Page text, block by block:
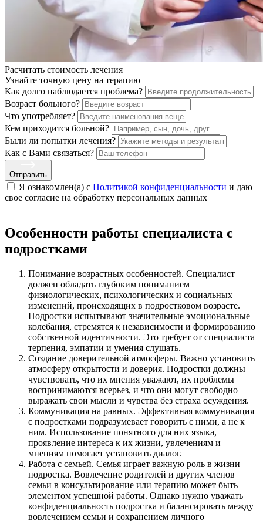
Расчитать стоимость лечения
Узнайте точную цену на терапию
Как долго наблюдается проблема?
Возраст больного?
Что употребляет?
Кем приходится больной?
Были ли попытки лечения?
Как с Вами связаться?
Отправить
Я ознакомлен(а) с Политикой конфиденциальности и даю
свое cогласие на обработку персональных данных
Особенности работы специалиста с
подростками
Понимание возрастных особенностей. Специалист
должен обладать глубоким пониманием
физиологических, психологических и социальных
изменений, происходящих в подростковом возрасте.
Подростки испытывают значительные эмоциональные
колебания, стремятся к независимости и формированию
собственной идентичности. Это требует от специалиста
терпения, эмпатии и умения слушать.
Создание доверительной атмосферы. Важно установить
атмосферу открытости и доверия. Подростки должны
чувствовать, что их мнения уважают, их проблемы
воспринимаются всерьез, и что они могут свободно
выражать свои мысли и чувства без страха осуждения.
Коммуникация на равных. Эффективная коммуникация
с подростками подразумевает говорить с ними, а не к
ним. Использование понятного для них языка,
проявление интереса к их жизни, увлечениям и
мнениям помогает установить диалог.
Работа с семьей. Семья играет важную роль в жизни
подростка. Вовлечение родителей и других членов
семьи в консультирование или терапию может быть
элементом успешной работы. Однако нужно уважать
конфиденциальность подростка и балансировать между
вовлечением семьи и сохранением личного